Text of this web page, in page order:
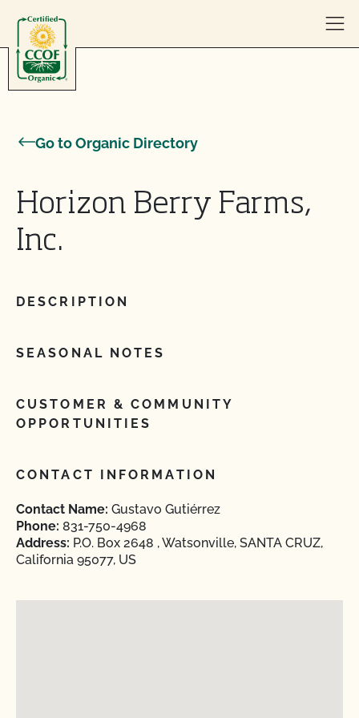
Go to Organic Directory
Horizon Berry Farms,
Inc.
DESCRIPTION
SEASONAL NOTES
CUSTOMER & COMMUNITY
OPPORTUNITIES
CONTACT INFORMATION
Contact Name: Gustavo Gutiérrez
Phone: 831-750-4968
Address: P.O. Box 2648 , Watsonville, SANTA CRUZ,
California 95077, US